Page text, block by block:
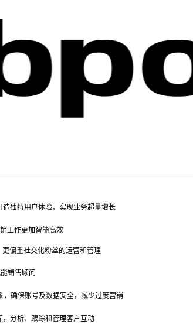
独特用户体验，实现业务超量增长
工作更加智能高效
偏重社交化粉丝的运营和管理
销售顾问
，确保账号及数据安全，减少过度营销
分析、跟踪和管理客户互动